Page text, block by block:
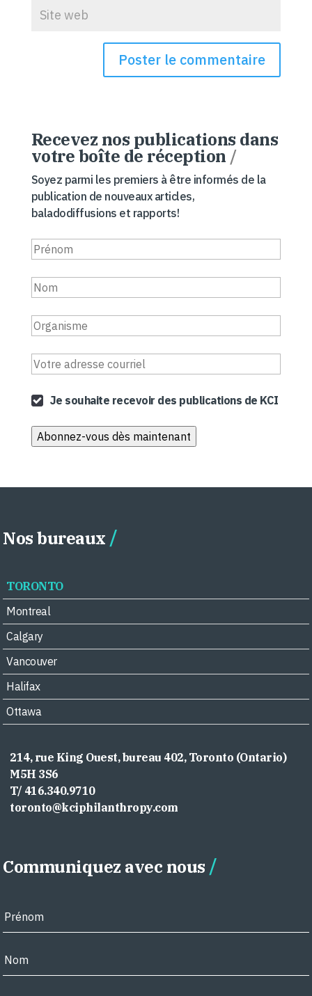
Recevez nos publications dans
votre boîte de réception /
Soyez parmi les premiers à être informés de la
publication de nouveaux articles,
baladodiffusions et rapports!
Je souhaite recevoir des publications de KCI
Nos bureaux
TORONTO
Montreal
Calgary
Vancouver
Halifax
Ottawa
214, rue King Ouest, bureau 402, Toronto (Ontario)
M5H 3S6
T/ 416.340.9710
toronto@kciphilanthropy.com
Communiquez avec nous